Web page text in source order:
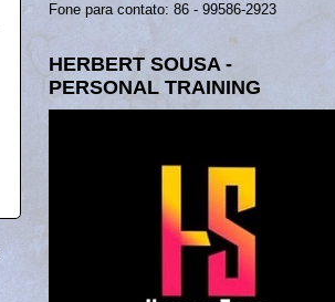
Fone para contato: 86 - 99586-2923
HERBERT SOUSA -
PERSONAL TRAINING